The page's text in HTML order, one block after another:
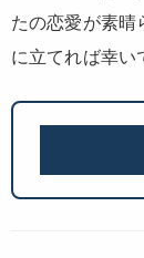
たの恋愛が素晴
に立てれば幸い